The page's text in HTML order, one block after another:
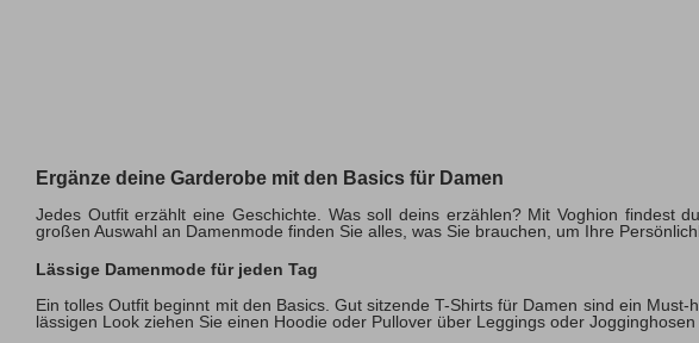
Ergänze deine Garderobe mit den Basics für Damen
Jedes Outfit erzählt eine Geschichte. Was soll deins erzählen? Mit Voghion findest
großen Auswahl an Damenmode finden Sie alles, was Sie brauchen, um Ihre
Lässige Damenmode für jeden Tag
Ein tolles Outfit beginnt mit den Basics. Gut sitzende T-Shirts für Damen sind ein
lässigen Look ziehen Sie einen Hoodie oder Pullover über Leggings oder